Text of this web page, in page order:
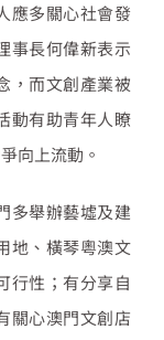
應多關心社會發
事長何偉新表示
，而文創產業被
動有助青年人瞭
向上流動。
多舉辦藝墟及建
地、橫琴粵澳文
行性；有分享自
關心澳門文創店